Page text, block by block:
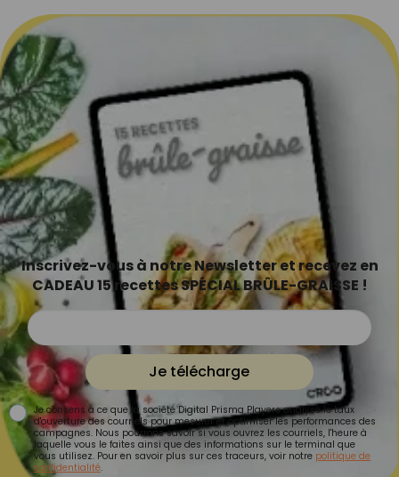
Inscrivez-vous à notre Newsletter et recevez en
CADEAU 15 recettes SPÉCIAL BRÛLE-GRAISSE !
Je télécharge
Je consens à ce que la société Digital Prisma Players analyse le taux
d'ouverture des courriels pour mesurer et optimiser les performances des
campagnes. Nous pourrons savoir si vous ouvrez les courriels, l'heure à
laquelle vous le faites ainsi que des informations sur le terminal que
vous utilisez. Pour en savoir plus sur ces traceurs, voir notre politique de
confidentialité.